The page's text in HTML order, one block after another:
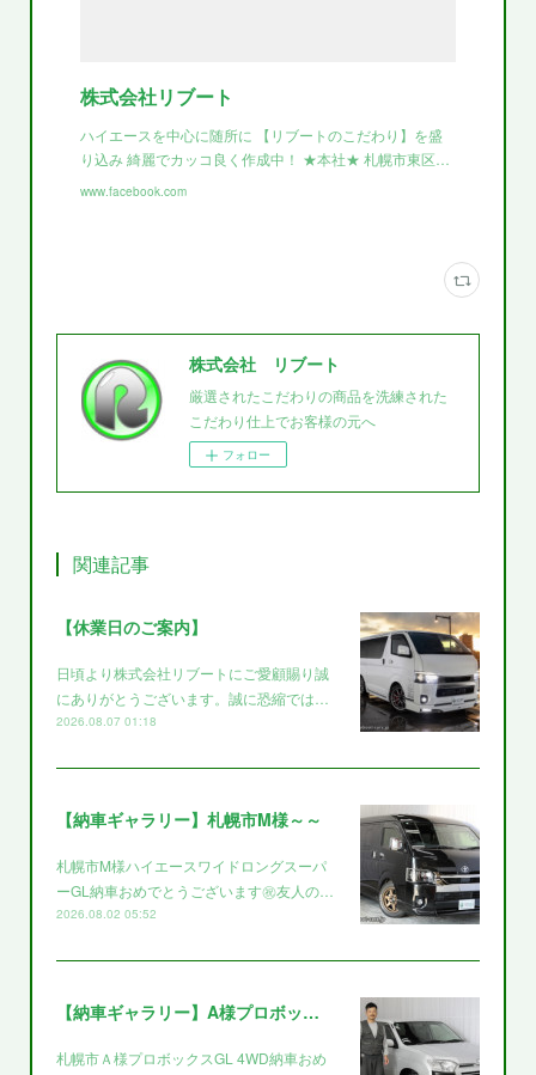
株式会社リブート
ハイエースを中心に随所に 【リブートのこだわり】を盛
り込み 綺麗でカッコ良く作成中！ ★本社★ 札幌市東区…
www.facebook.com
株式会社 リブート
厳選されたこだわりの商品を洗練された
こだわり仕上でお客様の元へ
フォロー
関連記事
【休業日のご案内】
日頃より株式会社リブートにご愛顧賜り誠
にありがとうございます。誠に恐縮では…
2026.08.07 01:18
【納車ギャラリー】札幌市M様～～
札幌市M様ハイエースワイドロングスーパ
ーGL納車おめでとうございます㊗️友人の…
2026.08.02 05:52
【納車ギャラリー】A様プロボックス～～
札幌市Ａ様プロボックスGL 4WD納車おめ